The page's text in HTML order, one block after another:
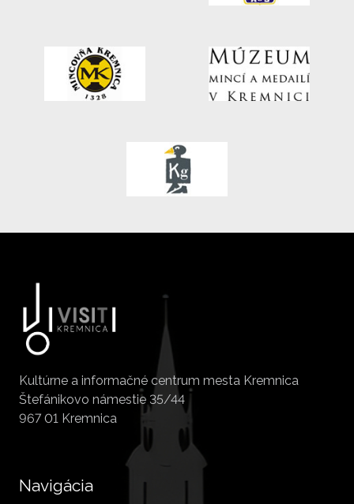
Kultúrne a informačné centrum mesta Kremnica
Štefánikovo námestie 35/44
967 01 Kremnica
Navigácia